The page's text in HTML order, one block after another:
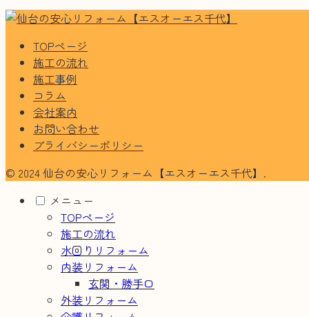
TOPページ
施工の流れ
施工事例
コラム
会社案内
お問い合わせ
プライバシーポリシー
© 2024 仙台の安心リフォーム【エスオーエス千代】.
メニュー
TOPページ
施工の流れ
水回りリフォーム
内装リフォーム
玄関・勝手口
外装リフォーム